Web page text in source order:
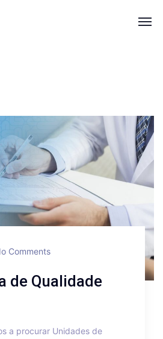
Comments
de Qualidade
a procurar Unidades de